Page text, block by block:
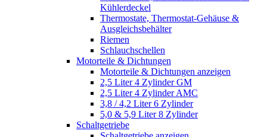
Kühlerdeckel
Thermostate, Thermostat-Gehäuse &
Ausgleichsbehälter
Riemen
Schlauchschellen
Motorteile & Dichtungen
Motorteile & Dichtungen anzeigen
2,5 Liter 4 Zylinder GM
2,5 Liter 4 Zylinder AMC
3,8 / 4,2 Liter 6 Zylinder
5,0 & 5,9 Liter 8 Zylinder
Schaltgetriebe